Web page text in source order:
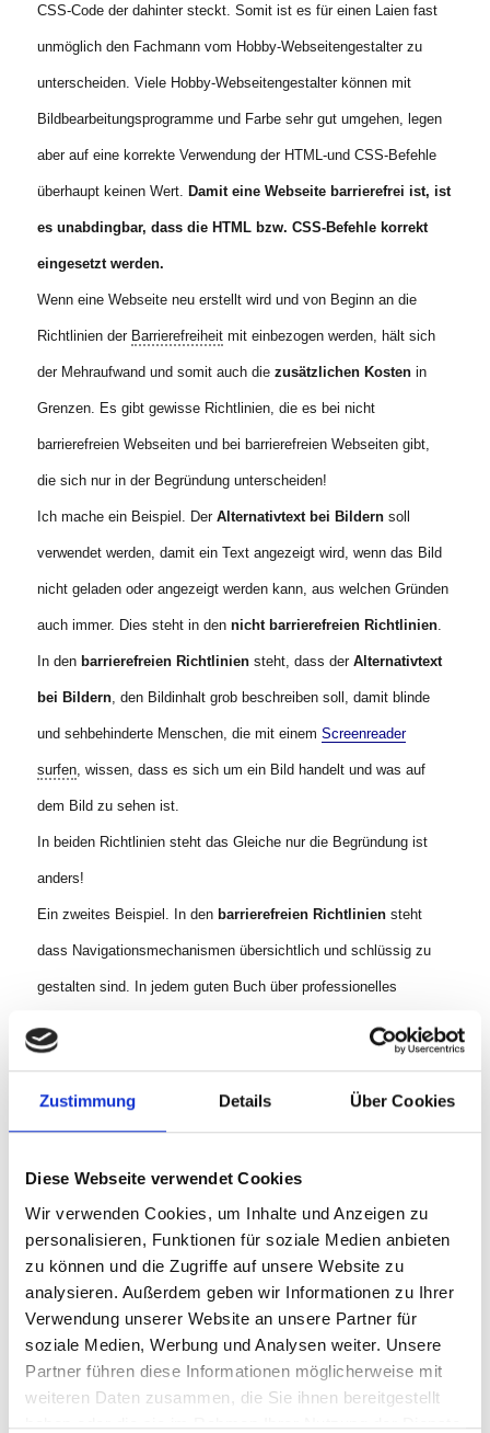
Zustimmung Details Über Cookies
Diese Webseite verwendet Cookies
Wir verwenden Cookies, um Inhalte und Anzeigen zu
personalisieren, Funktionen für soziale Medien anbieten
zu können und die Zugriffe auf unsere Website zu
analysieren. Außerdem geben wir Informationen zu Ihrer
Verwendung unserer Website an unsere Partner für
soziale Medien, Werbung und Analysen weiter. Unsere
Partner führen diese Informationen möglicherweise mit
weiteren Daten zusammen, die Sie ihnen bereitgestellt
haben oder die sie im Rahmen Ihrer Nutzung der Dienste
CSS-Code der dahinter steckt. Somit ist es für einen Laien fast
unmöglich den Fachmann vom Hobby-Webseitengestalter zu
unterscheiden. Viele Hobby-Webseitengestalter können mit
Bildbearbeitungsprogramme und Farbe sehr gut umgehen, legen
aber auf eine korrekte Verwendung der HTML-und CSS-Befehle
überhaupt keinen Wert.Damit eine Webseite barrierefrei ist, ist
es unabdingbar, dass die HTML bzw. CSS-Befehle korrekt
eingesetzt werden.
Wenn eine Webseite neu erstellt wird und von Beginn an die
Richtlinien der Barrierefreiheit mit einbezogen werden, hält sich
der Mehraufwand und somit auch diezusätzlichen Kosten in
Grenzen. Es gibt gewisse Richtlinien, die es bei nicht
barrierefreien Webseiten und bei barrierefreien Webseiten gibt,
die sich nur in der Begründung unterscheiden!
Ich mache ein Beispiel. DerAlternativtext bei Bildern soll
verwendet werden, damit ein Text angezeigt wird, wenn das Bild
nicht geladen oder angezeigt werden kann, aus welchen Gründen
auch immer. Dies steht in dennicht barrierefreien Richtlinien
In den barrierefreien Richtlinien steht, dass derAlternativtext
bei Bildern , den Bildinhalt grob beschreiben soll, damit blinde
und sehbehinderte Menschen, die mit einemScreenreader
surfen , wissen, dass es sich um ein Bild handelt und was auf
dem Bild zu sehen ist.
In beiden Richtlinien steht das Gleiche nur die Begründung ist
anders!
Ein zweites Beispiel. In den barrierefreien Richtlinien steht
dass Navigationsmechanismen übersichtlich und schlüssig zu
gestalten sind. In jedem guten Buch über professionelles
den nicht barrierefreien und den barrierefreien Richtlinien
gemeinsame Punkte. Somit ist klar, dass es nicht zwei völlig
unterschiedliche Ziele(Webseiten) sind.
zusätzlich investierte Geld, steigt allerdings die Zahl der
Besucher der Webseite und somit kann, zum Beispiel im Fall
eines Webshops, das investierte Geld wieder rein kommen.
Fassen wir zusammen:
In den Richtlinien für nicht barrierefreie Webseiten und den